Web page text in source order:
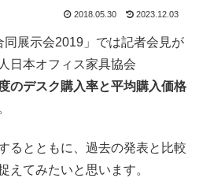
2018.05.30 2023.12.03
同展示会2019」では記者会見が
日本オフィス家具協会
のデスク購入率と平均購入価格
るとともに、過去の発表と比較
えてみたいと思います。